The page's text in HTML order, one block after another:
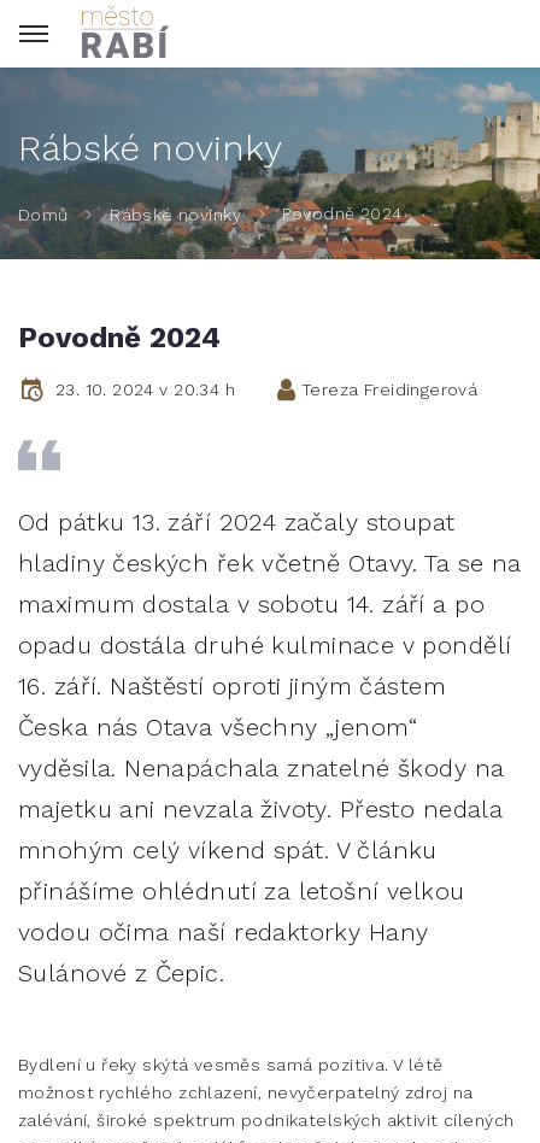
Rábské novinky
Domů Rábské novinky Povodně 2024
Povodně 2024
23. 10. 2024 v 20.34 h Tereza Freidingerová
Od pátku 13. září 2024 začaly stoupat
hladiny českých řek včetně Otavy. Ta se na
maximum dostala v sobotu 14. září a po
opadu dostála druhé kulminace v pondělí
16. září. Naštěstí oproti jiným částem
Česka nás Otava všechny „jenom“
vyděsila. Nenapáchala znatelné škody na
majetku ani nevzala životy. Přesto nedala
mnohým celý víkend spát. V článku
přinášíme ohlédnutí za letošní velkou
vodou očima naší redaktorky Hany
Sulánové z Čepic.
Bydlení u řeky skýtá vesměs samá pozitiva. V létě
možnost rychlého zchlazení, nevyčerpatelný zdroj na
zalévání, široké spektrum podnikatelských aktivit cílených